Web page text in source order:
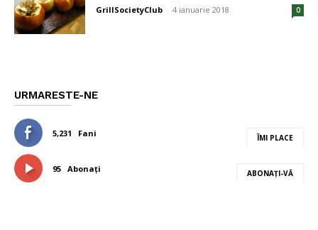
GrillSocietyClub - 4 ianuarie 2018 0
URMARESTE-NE
5,231 Fani ÎMI PLACE
95 Abonați ABONAȚI-VĂ